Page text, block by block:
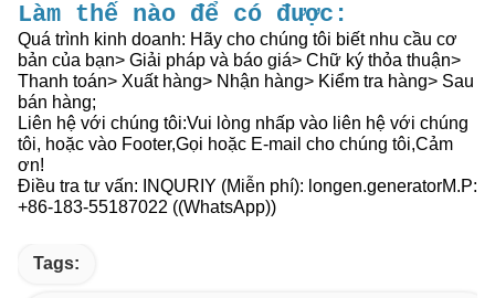
Làm thế nào để có được:
Quá trình kinh doanh: Hãy cho chúng tôi biết nhu cầu cơ
bản của bạn> Giải pháp và báo giá> Chữ ký thỏa thuận>
Thanh toán> Xuất hàng> Nhận hàng> Kiểm tra hàng> Sau
bán hàng;
Liên hệ với chúng tôi:Vui lòng nhấp vào liên hệ với chúng
tôi, hoặc vào Footer,Gọi hoặc E-mail cho chúng tôi,Cảm
ơn!
Điều tra tư vấn: INQURIY (Miễn phí): longen.generatorM.P:
+86-183-55187022 ((WhatsApp))
Tags: